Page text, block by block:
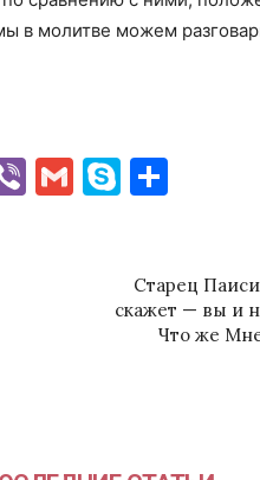
в молитве можем
ViberGmailSkype
Старец
скажет — вы и
Что же Мне